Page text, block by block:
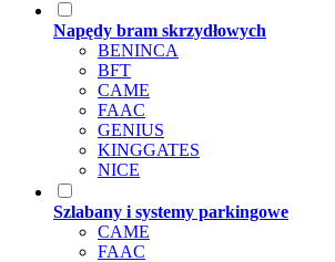
Napędy bram skrzydłowych
BENINCA
BFT
CAME
FAAC
GENIUS
KINGGATES
NICE
Szlabany i systemy parkingowe
CAME
FAAC